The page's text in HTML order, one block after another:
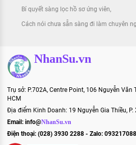
Bí quyết sàng lọc hồ sơ ứng viên
Cách nói chưa sẵn sàng đi làm chuyên
NhanSu.vn
Trụ sở: P.702A, Centre Point, 106 Nguyễn Văn
HCM
Địa điểm Kinh Doanh: 19 Nguyễn Gia Thiều, P.
Email: info@NhanSu.vn
Điện thoại: (028) 3930 2288 - Zalo: